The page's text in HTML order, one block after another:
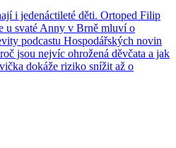
i jedenáctileté děti. Ortoped Filip
u svaté Anny v Brně mluví o
podcastu Hospodářských novin
jsou nejvíc ohrožená děvčata a jak
dokáže riziko snížit až o